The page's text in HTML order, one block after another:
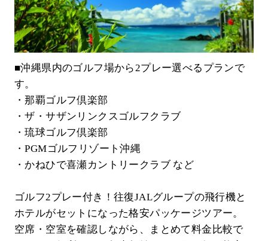
■沖縄県内のゴルフ場から2プレー選べるプランで
す。
・那覇ゴルフ倶楽部
・ザ・サザンリンクスゴルフクラブ
・琉球ゴルフ倶楽部
・PGMゴルフリゾート沖縄
・かねひで喜瀬カントリークラブ など
ゴルフ2プレー付き！往復JALグループの飛行機と
ホテルがセットになった格安パッケージツアー。
空席・空室を確認しながら、まとめて料金比較で